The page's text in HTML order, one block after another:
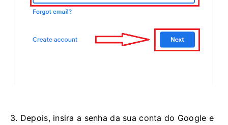
3. Depois, insira a senha da sua conta do Google e